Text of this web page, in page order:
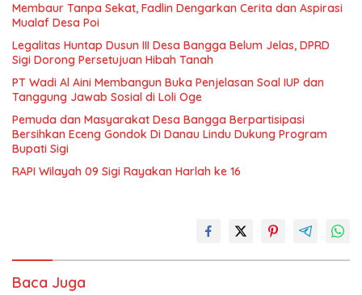
Membaur Tanpa Sekat, Fadlin Dengarkan Cerita dan Aspirasi
Mualaf Desa Poi
Legalitas Huntap Dusun III Desa Bangga Belum Jelas, DPRD
Sigi Dorong Persetujuan Hibah Tanah
PT Wadi Al Aini Membangun Buka Penjelasan Soal IUP dan
Tanggung Jawab Sosial di Loli Oge
Pemuda dan Masyarakat Desa Bangga Berpartisipasi
Bersihkan Eceng Gondok Di Danau Lindu Dukung Program
Bupati Sigi
RAPI Wilayah 09 Sigi Rayakan Harlah ke 16
Baca Juga